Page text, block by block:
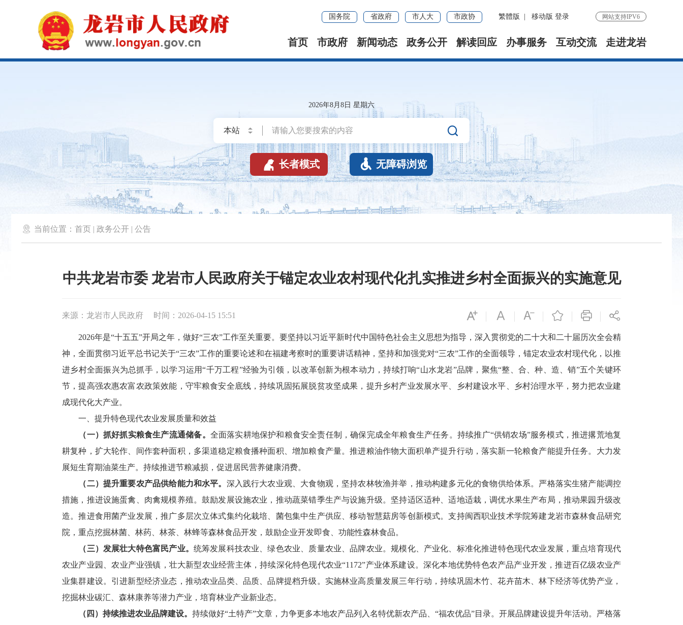
国务院 省政府 市人大 市政协 繁體版 移动版 登录 网站支持IPV6
首页 市政府 新闻动态 政务公开 解读回应 办事服务 互动交流 走进龙岩
2026年8月8日 星期六

 长者模式  无障碍浏览
 当前位置： 首页 | 政务公开 | 公告
中共龙岩市委 龙岩市人民政府关于锚定农业农村现代化扎实推进乡村全面振兴的实施意见
来源：龙岩市人民政府 时间：2026-04-15 15:51
2026年是“十五五”开局之年，做好“三农”工作至关重要。要坚持以习近平新时代中国特色社会主义思想为指导，深入贯彻党的二十大和二十届历次全会精
神，全面贯彻习近平总书记关于“三农”工作的重要论述和在福建考察时的重要讲话精神，坚持和加强党对“三农”工作的全面领导，锚定农业农村现代化，以推
进乡村全面振兴为总抓手，以学习运用“千万工程”经验为引领，以改革创新为根本动力，持续打响“山水龙岩”品牌，聚焦“整、合、种、造、销”五个关键环
节，提高强农惠农富农政策效能，守牢粮食安全底线，持续巩固拓展脱贫攻坚成果，提升乡村产业发展水平、乡村建设水平、乡村治理水平，努力把农业建
成现代化大产业。
一、提升特色现代农业发展质量和效益
（一）抓好抓实粮食生产流通储备。 全面落实耕地保护和粮食安全责任制，确保完成全年粮食生产任务。持续推广“供销农场”服务模式，推进撂荒地复
耕复种，扩大轮作、间作套种面积，多渠道稳定粮食播种面积、增加粮食产量。推进粮油作物大面积单产提升行动，落实新一轮粮食产能提升任务。大力发
展短生育期油菜生产。持续推进节粮减损，促进居民营养健康消费。
（二）提升重要农产品供给能力和水平。 深入践行大农业观、大食物观，坚持农林牧渔并举，推动构建多元化的食物供给体系。严格落实生猪产能调控
措施，推进设施蛋禽、肉禽规模养殖。鼓励发展设施农业，推动蔬菜错季生产与设施升级。坚持适区适种、适地适栽，调优水果生产布局，推动果园升级改
造。推进食用菌产业发展，推广多层次立体式集约化栽培、菌包集中生产供应、移动智慧菇房等创新模式。支持闽西职业技术学院筹建龙岩市森林食品研究
院，重点挖掘林菌、林药、林茶、林蜂等森林食品开发，鼓励企业开发即食、功能性森林食品。
（三）发展壮大特色富民产业。 统筹发展科技农业、绿色农业、质量农业、品牌农业。规模化、产业化、标准化推进特色现代农业发展，重点培育现代
农业产业园、农业产业强镇，壮大新型农业经营主体，持续深化特色现代农业“1172”产业体系建设。深化本地优势特色农产品产业开发，推进百亿级农业产
业集群建设。引进新型经济业态，推动农业品类、品质、品牌提档升级。实施林业高质量发展三年行动，持续巩固木竹、花卉苗木、林下经济等优势产业，
挖掘林业碳汇、森林康养等潜力产业，培育林业产业新业态。
（四）持续推进农业品牌建设。 持续做好“土特产”文章，力争更多本地农产品列入名特优新农产品、“福农优品”目录。开展品牌建设提升年活动。严格落